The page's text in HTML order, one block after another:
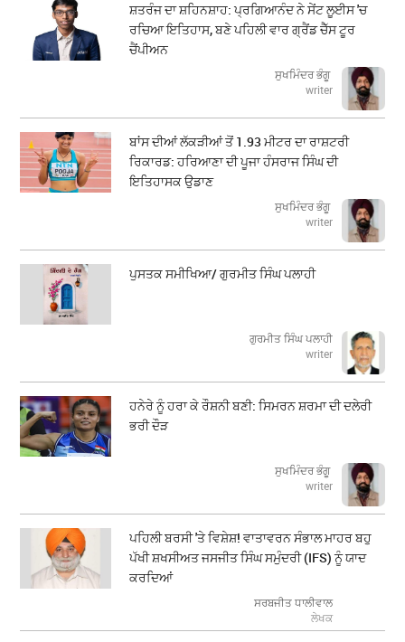
ਸ਼ਤਰੰਜ ਦਾ ਸ਼ਹਿਨਸ਼ਾਹ: ਪ੍ਰਗਿਆਨੰਦ ਨੇ ਸੇਂਟ ਲੂਈਸ 'ਚ
ਰਚਿਆ ਇਤਿਹਾਸ, ਬਣੇ ਪਹਿਲੀ ਵਾਰ ਗ੍ਰੈਂਡ ਚੈੱਸ ਟੂਰ
ਚੈਂਪੀਅਨ
ਸੁਖਮਿੰਦਰ ਭੰਗੂ
writer
ਬਾਂਸ ਦੀਆਂ ਲੱਕੜੀਆਂ ਤੋਂ 1.93 ਮੀਟਰ ਦਾ ਰਾਸ਼ਟਰੀ
ਰਿਕਾਰਡ: ਹਰਿਆਣਾ ਦੀ ਪੂਜਾ ਹੰਸਰਾਜ ਸਿੰਘ ਦੀ
ਇਤਿਹਾਸਕ ਉਡਾਣ
ਸੁਖਮਿੰਦਰ ਭੰਗੂ
writer
ਪੁਸਤਕ ਸਮੀਖਿਆ/ ਗੁਰਮੀਤ ਸਿੰਘ ਪਲਾਹੀ
ਗੁਰਮੀਤ ਸਿੰਘ ਪਲਾਹੀ
writer
ਹਨੇਰੇ ਨੂੰ ਹਰਾ ਕੇ ਰੌਸ਼ਨੀ ਬਣੀ: ਸਿਮਰਨ ਸ਼ਰਮਾ ਦੀ ਦਲੇਰੀ
ਭਰੀ ਦੌੜ
ਸੁਖਮਿੰਦਰ ਭੰਗੂ
writer
ਪਹਿਲੀ ਬਰਸੀ 'ਤੇ ਵਿਸ਼ੇਸ਼! ਵਾਤਾਵਰਨ ਸੰਭਾਲ ਮਾਹਰ ਬਹੁ
ਪੱਖੀ ਸ਼ਖਸੀਅਤ ਜਸਜੀਤ ਸਿੰਘ ਸਮੁੰਦਰੀ (IFS) ਨੂੰ ਯਾਦ
ਕਰਦਿਆਂ
ਸਰਬਜੀਤ ਧਾਲੀਵਾਲ
ਲੇਖਕ